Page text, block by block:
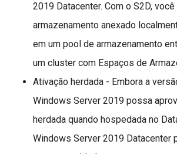
2019 Datacenter. Com o S2D,
armazenamento anexado
em um pool de armazenamento
um cluster com Espaços de
Ativação herdada - Embora a
Windows Server 2019 possa
herdada quando hospedada no
Windows Server 2019 Datacenter